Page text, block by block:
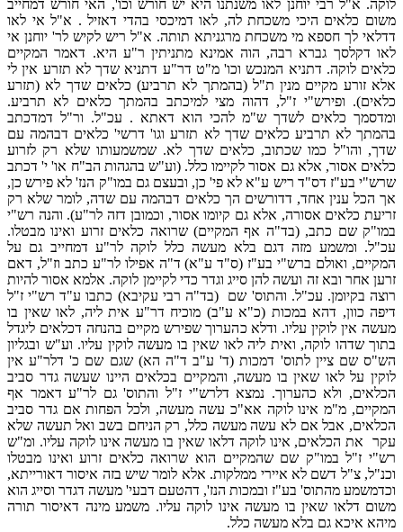
לוקה. א"ל רבי יוחנן לאו משנתנו היא יש חורש וכו', האי חורש דמחייב
משום כלאים היכי משכחת לה, לאו דמיכסי בהדי דאזיל . א"ל אי לאו
דדלאי לך חספא מי משכחת מרגניתא תותה. א"ל ריש לקיש לר' יוחנן אי
לאו דקלסך גברא רבה, הוה אמינא מתניתין ר"ע היא. דאמר המקיים
כלאים לוקה. דתניא המנכש וכו' מ"ט דר"ע דתניא שדך לא תזרע אין לי
אלא זורע מקיים מנין ת"ל (בהמתך לא תרביע) כלאים שדך לא (תזרע
כלאים). ופירש"י ז"ל, דהוה מצי למיכתב בהמתך כלאים לא תרביע.
ומדסמך כלאים לשדך ש"מ להכי הוא דאתא . עכ"ל. ור"ל דמדכתב
בהמתך לא תרביע כלאים שדך לא תזרע וגו' דרשי' כלאים דבהמה עם
שדך, והו"ל כמו שכתוב, כלאים שדך לא. שמשמעותו שלא רק לזרוע
כלאים אסור, אלא גם אסור לקיימו כלל. (וע"ש בהגהות הב"ח או' י' דכתב
שרש"י בע"ז דס"ד ריש ע"א לא פי' כן, ובעצם גם במו"ק הנז' לא פירש כן,
אך הכל ענין אחד, דדורשים הך כלאים דבהמה עם שדה, לומר שלא רק
זריעת כלאים אסורה, אלא גם קיומו אסור, וכמובן דזה לר"ע). והנה רש"י
במו"ק שם כתב, (בד"ה אף המקיים) שרואה כלאים זרוע ואינו מבטלו.
עכ"ל. ומשמע מזה דגם בלא מעשה כלל לוקה לר"ע דמחייב גם על
המקיים, ואולם ברש"י בע"ז (ס"ד ע"א) ד"ה אפילו לר"ע כתב וז"ל, דאם
זרען אחר ובא זה ועשה להן סייג וגדר כדי לקיימן לוקה. אלמא אסור להיות
רוצה בקיומן. עכ"ל. והתוס' שם (בד"ה רבי עקיבא) כתבו ע"ד רש"י ז"ל
דיפה כוון, דהא במכות (כ"א ע"ב) מוכיח דר"ע אית ליה, לאו שאין בו
מעשה אין לוקין עליו. ודלא כהערוך שפירש מקיים בהנחה דכלאים ליגדל
בתוך שדהו לוקה, ואית ליה לאו שאין בו מעשה לוקין עליו. וע"ש ובגליון
הש"ס שם ציין לתוס' דמכות (ד' ע"ב ד"ה הא) שגם שם כ' דלר"ע אין
לוקין על לאו שאין בו מעשה, והמקיים בכלאים היינו שעשה גדר סביב
הכלאים, ולא כהערוך. נמצא דלרש"י ז"ל והתוס' גם לר"ע דאמר אף
המקיים, מ"מ אינו לוקה אא"כ עשה מעשה, ולכל הפחות אם גדר סביב
הכלאים, אבל אם לא עשה מעשה כלל, רק הניחם בשב ואל תעשה שלא
עקר את הכלאים, אינו לוקה דלאו שאין בו מעשה אינו לוקה עליו. ומ"ש
רש"י ז"ל במו"ק שם שהמקיים הוא שרואה כלאים זרוע ואינו מבטלו
וכנ"ל, צ"ל דשם לא איירי ממלקות. אלא לומר שיש בזה איסור דאורייתא,
וכדמשמע מהתוס' בע"ז ובמכות הנז', דהטעם דבעי' מעשה דגדר וסייג הוא
משום דלאו שאין בו מעשה אינו לוקה עליו. משמע מינה דאיסור תורה
מיהא איכא גם בלא מעשה כלל.